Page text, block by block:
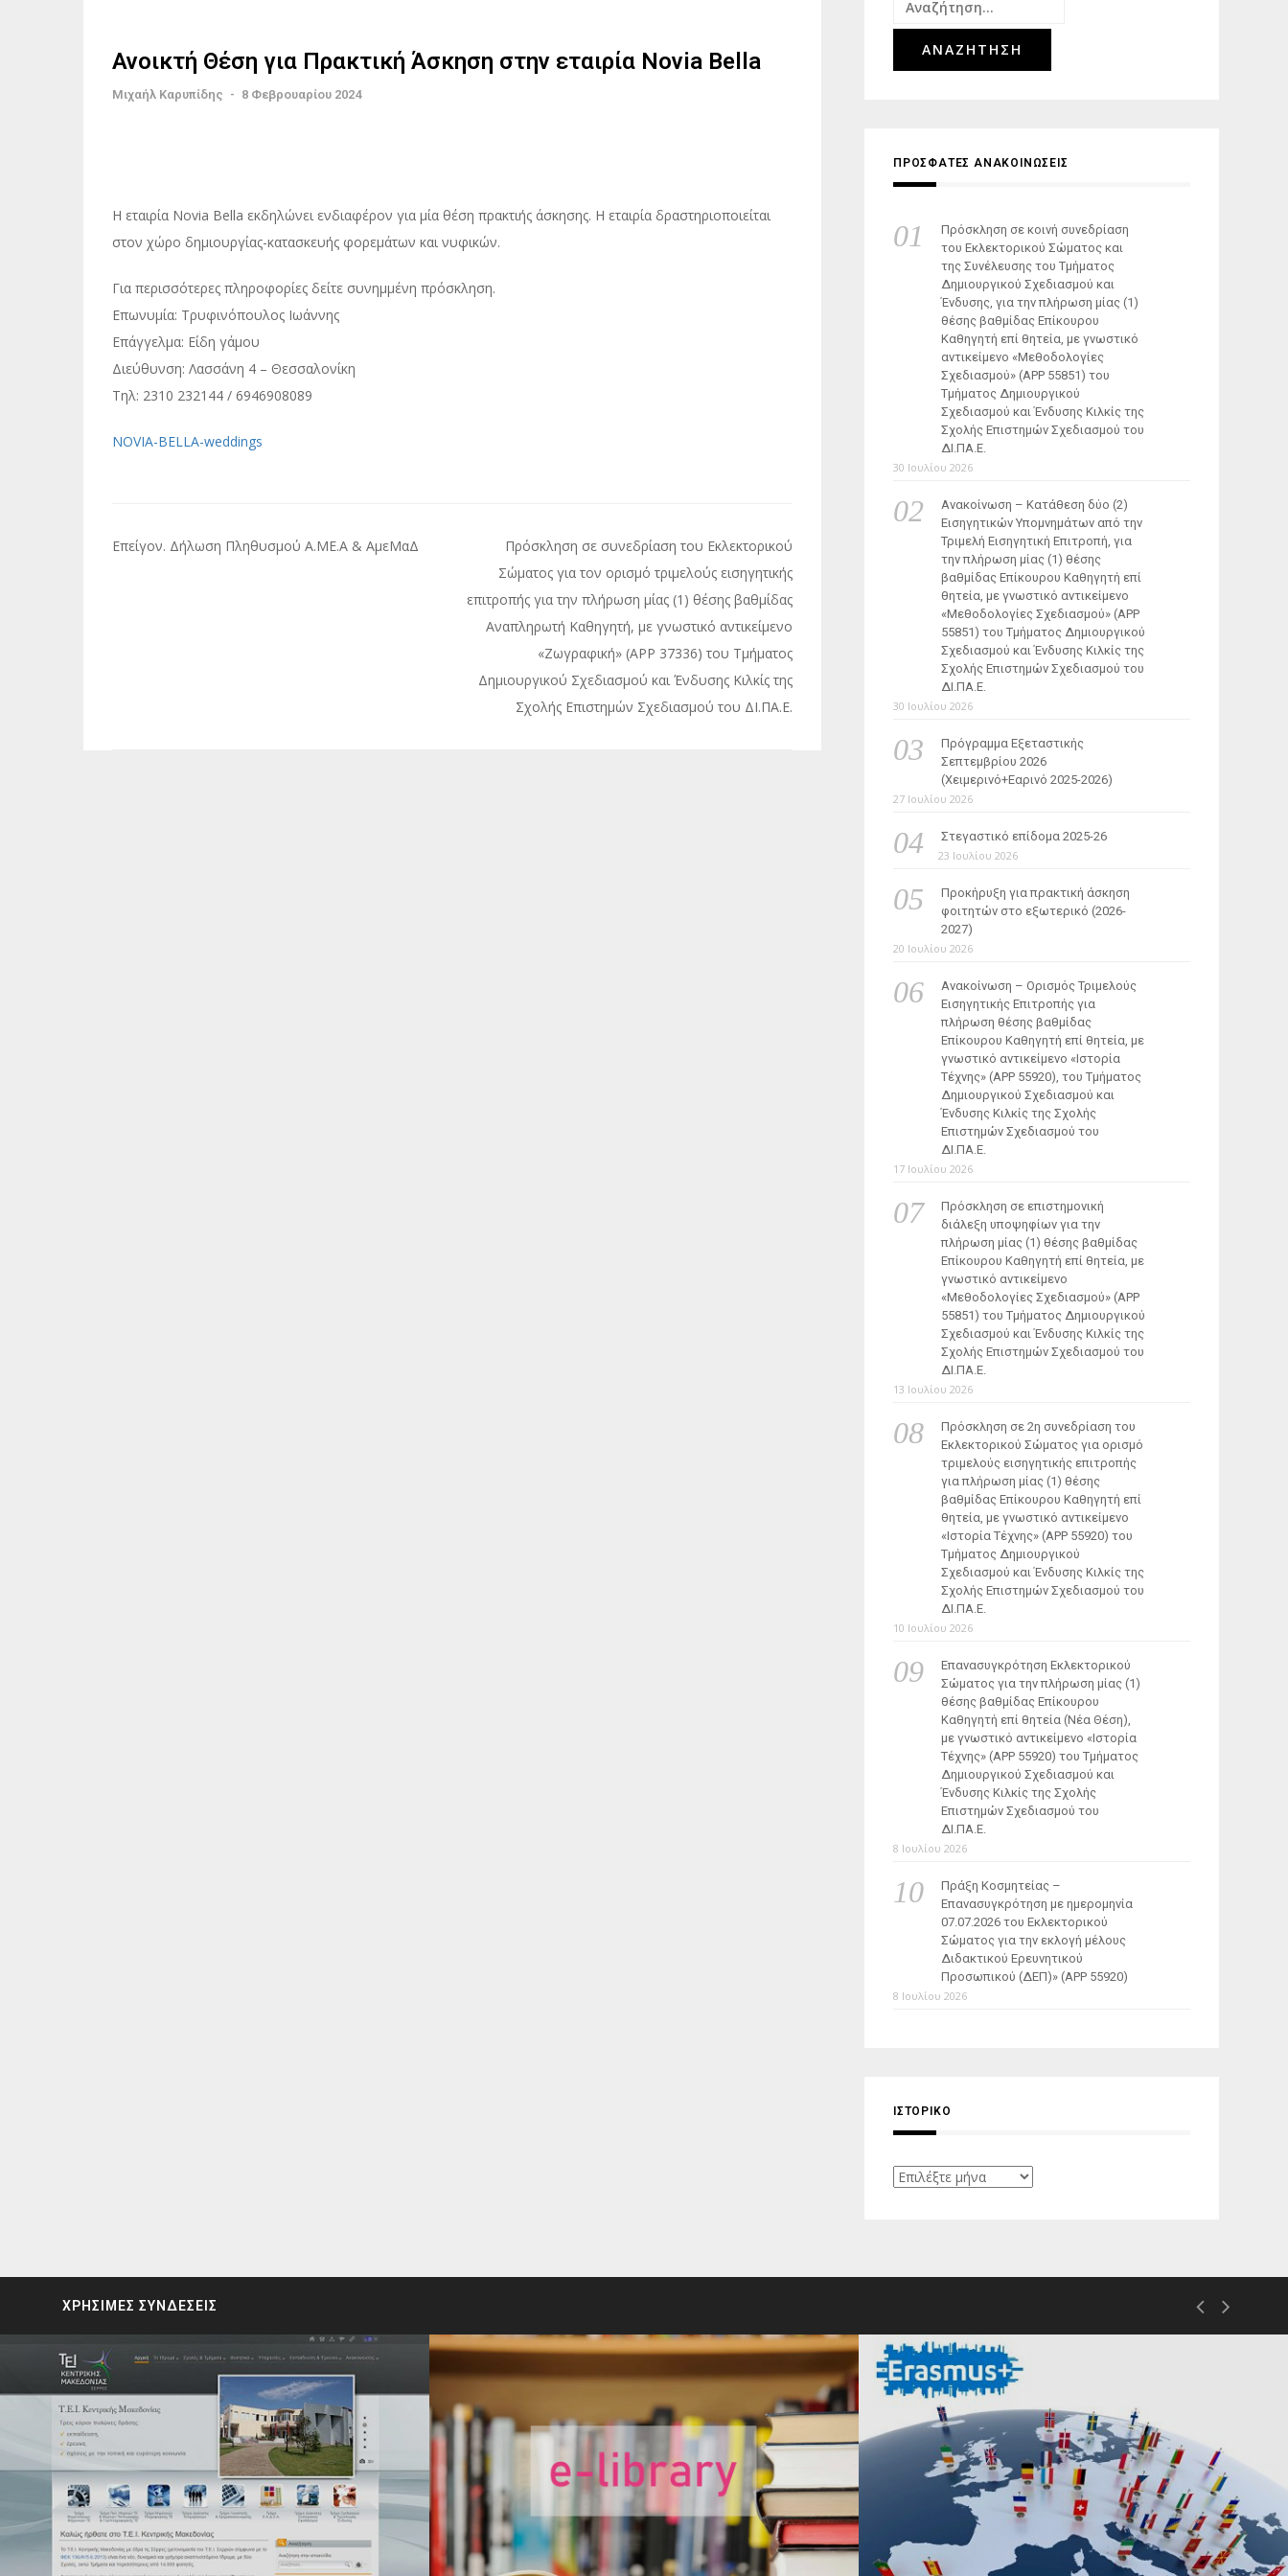
Ανοικτή Θέση για Πρακτική Άσκηση στην εταιρία Νovia Bella
Μιχαήλ Καρυπίδης - 8 Φεβρουαρίου 2024
Η εταιρία Novia Bella εκδηλώνει ενδιαφέρον για μία θέση πρακτιής άσκησης. Η εταιρία δραστηριοποιείται
στον χώρο δημιουργίας-κατασκευής φορεμάτων και νυφικών.
Για περισσότερες πληροφορίες δείτε συνημμένη πρόσκληση.
Επωνυμία: Τρυφινόπουλος Ιωάννης
Επάγγελμα: Είδη γάμου
Διεύθυνση: Λασσάνη 4 – Θεσσαλονίκη
Τηλ: 2310 232144 / 6946908089
NOVIA-BELLA-weddings
Πλοήγηση
Επείγον. Δήλωση Πληθυσμού Α.ΜΕ.Α & ΑμεΜαΔ
Πρόσκληση σε συνεδρίαση του Εκλεκτορικού
Σώματος για τον ορισμό τριμελούς εισηγητικής
επιτροπής για την πλήρωση μίας (1) θέσης βαθμίδας
Αναπληρωτή Καθηγητή, με γνωστικό αντικείμενο
«Ζωγραφική» (APP 37336) του Τμήματος
Δημιουργικού Σχεδιασμού και Ένδυσης Κιλκίς της
Σχολής Επιστημών Σχεδιασμού του ΔΙ.ΠΑ.Ε.
για:
ΠΡΟΣΦΑΤΕΣ ΑΝΑΚΟΙΝΩΣΕΙΣ
Πρόσκληση σε κοινή συνεδρίαση
του Εκλεκτορικού Σώματος και
της Συνέλευσης του Τμήματος
Δημιουργικού Σχεδιασμού και
Ένδυσης, για την πλήρωση μίας (1)
θέσης βαθμίδας Επίκουρου
Καθηγητή επί θητεία, με γνωστικό
αντικείμενο «Μεθοδολογίες
Σχεδιασμού» (ΑΡΡ 55851) του
Τμήματος Δημιουργικού
Σχεδιασμού και Ένδυσης Κιλκίς της
Σχολής Επιστημών Σχεδιασμού του
ΔΙ.ΠΑ.Ε.
30 Ιουλίου 2026
Ανακοίνωση – Κατάθεση δύο (2)
Εισηγητικών Υπομνημάτων από την
Τριμελή Εισηγητική Επιτροπή, για
την πλήρωση μίας (1) θέσης
βαθμίδας Επίκουρου Καθηγητή επί
θητεία, με γνωστικό αντικείμενο
«Μεθοδολογίες Σχεδιασμού» (ΑΡΡ
55851) του Τμήματος Δημιουργικού
Σχεδιασμού και Ένδυσης Κιλκίς της
Σχολής Επιστημών Σχεδιασμού του
ΔΙ.ΠΑ.Ε.
30 Ιουλίου 2026
Πρόγραμμα Εξεταστικής
Σεπτεμβρίου 2026
(Χειμερινό+Εαρινό 2025-2026)
27 Ιουλίου 2026
Στεγαστικό επίδομα 2025-26
23 Ιουλίου 2026
Προκήρυξη για πρακτική άσκηση
φοιτητών στο εξωτερικό (2026-
2027)
20 Ιουλίου 2026
Ανακοίνωση – Ορισμός Τριμελούς
Εισηγητικής Επιτροπής για
πλήρωση θέσης βαθμίδας
Επίκουρου Καθηγητή επί θητεία, με
γνωστικό αντικείμενο «Ιστορία
Τέχνης» (ΑΡΡ 55920), του Τμήματος
Δημιουργικού Σχεδιασμού και
Ένδυσης Κιλκίς της Σχολής
Επιστημών Σχεδιασμού του
ΔΙ.ΠΑ.Ε.
17 Ιουλίου 2026
Πρόσκληση σε επιστημονική
διάλεξη υποψηφίων για την
πλήρωση μίας (1) θέσης βαθμίδας
Επίκουρου Καθηγητή επί θητεία, με
γνωστικό αντικείμενο
«Μεθοδολογίες Σχεδιασμού» (ΑΡΡ
55851) του Τμήματος Δημιουργικού
Σχεδιασμού και Ένδυσης Κιλκίς της
Σχολής Επιστημών Σχεδιασμού του
ΔΙ.ΠΑ.Ε.
13 Ιουλίου 2026
Πρόσκληση σε 2η συνεδρίαση του
Εκλεκτορικού Σώματος για ορισμό
τριμελούς εισηγητικής επιτροπής
για πλήρωση μίας (1) θέσης
βαθμίδας Επίκουρου Καθηγητή επί
θητεία, με γνωστικό αντικείμενο
«Ιστορία Τέχνης» (ΑΡΡ 55920) του
Τμήματος Δημιουργικού
Σχεδιασμού και Ένδυσης Κιλκίς της
Σχολής Επιστημών Σχεδιασμού του
ΔΙ.ΠΑ.Ε.
10 Ιουλίου 2026
Επανασυγκρότηση Εκλεκτορικού
Σώματος για την πλήρωση μίας (1)
θέσης βαθμίδας Επίκουρου
Καθηγητή επί θητεία (Νέα Θέση),
με γνωστικό αντικείμενο «Ιστορία
Τέχνης» (ΑΡΡ 55920) του Τμήματος
Δημιουργικού Σχεδιασμού και
Ένδυσης Κιλκίς της Σχολής
Επιστημών Σχεδιασμού του
ΔΙ.ΠΑ.Ε.
8 Ιουλίου 2026
Πράξη Κοσμητείας –
Επανασυγκρότηση με ημερομηνία
07.07.2026 του Εκλεκτορικού
Σώματος για την εκλογή μέλους
Διδακτικού Ερευνητικού
Προσωπικού (ΔΕΠ)» (APP 55920)
8 Ιουλίου 2026
ΙΣΤΟΡΙΚΌ
Ιστορικό
ΧΡΗΣΙΜΕΣ ΣΥΝΔΕΣΕΙΣ